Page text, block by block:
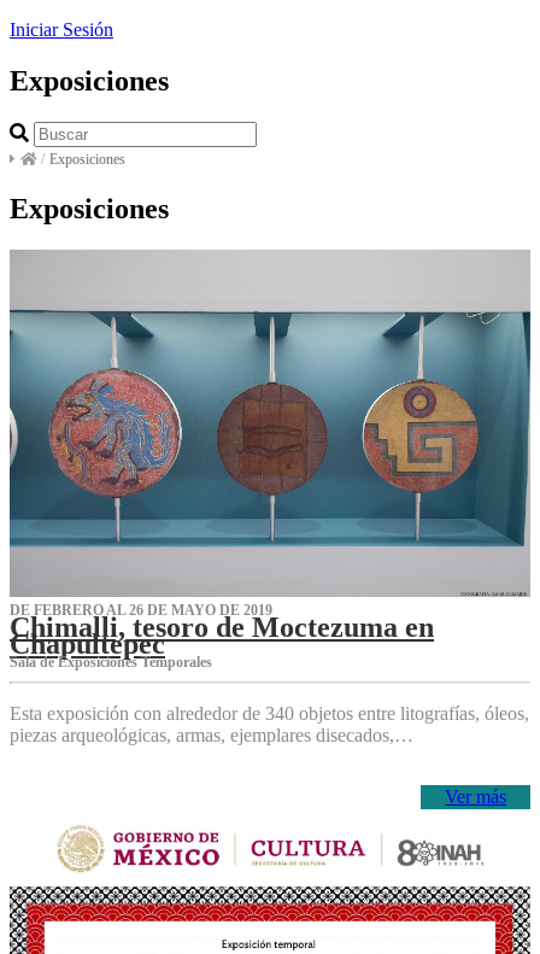
Iniciar Sesión
Exposiciones
/ Exposiciones
Exposiciones
DE FEBRERO AL 26 DE MAYO DE 2019
Chimalli, tesoro de Moctezuma en
Chapultepec
Sala de Exposiciones Temporales
Esta exposición con alrededor de 340 objetos entre litografías, óleos,
piezas arqueológicas, armas, ejemplares disecados,…
Ver más